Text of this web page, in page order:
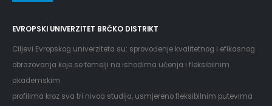
EVROPSKI UNIVERZITET BRČKO DISTRIKT
Ciljevi Evropskog univerziteta su: sprovođenje kvalitetnog i efikasnog
obrazovanja koje se temelji na ishodima učenja i fleksibilnim
akademskim
profilima kroz sva tri nivoa studija, usmjereno fleksibilnim putevima